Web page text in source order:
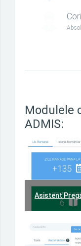
Modulele
ADMIS:
Asistent